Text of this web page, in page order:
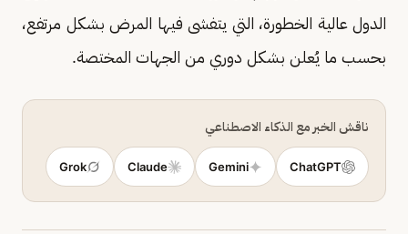
الدول عالية الخطورة، التي يتفشى فيها المرض بشكل مرتفع،
بحسب ما يُعلن بشكل دوري من الجهات المختصة.
ناقش الخبر مع الذكاء الاصطناعي
ChatGPT
Gemini
Claude
Grok